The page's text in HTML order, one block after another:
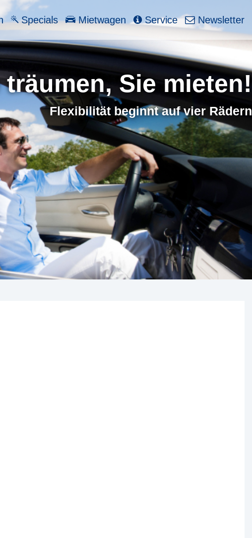
Specials Mietwagen Service Newsletter
Sie mieten!
Flexibilität beginnt auf vier Rädern